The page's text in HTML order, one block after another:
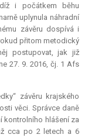
i počátkem běhu
uplynula náhradní
závěru dospívá i
přitom metodický
postupovat, jak již
27. 9. 2016, čj. 1 Afs
závěru krajského
věci. Správce daně
kontrolního hlášení za
cca po 2 letech a 6